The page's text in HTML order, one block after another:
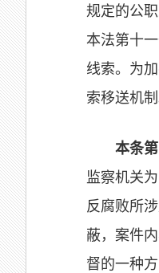
规定的公
本法第十
线索。为
索移送机制
本条
监察机关
反腐败所
蔽，案件
督的一种